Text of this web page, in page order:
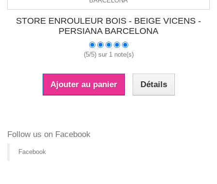
STORE ENROULEUR BOIS - BEIGE VICENS -
PERSIANA BARCELONA
(5/5) sur 1 note(s)
Ajouter au panier Détails
Follow us on Facebook
Facebook